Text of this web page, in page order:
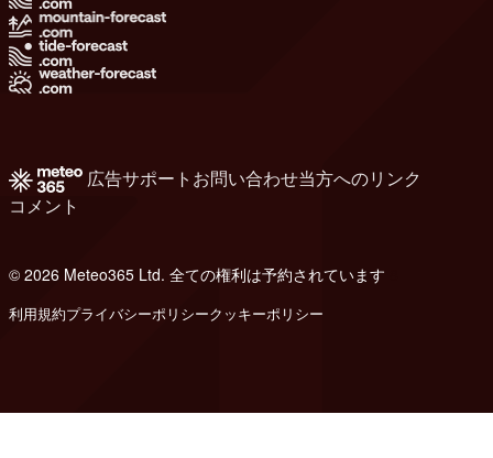
広告サポート お問い合わせ当方へのリンク
コメント
© 2026 Meteo365 Ltd. 全ての権利は予約されています
利用規約プライバシーポリシークッキーポリシー